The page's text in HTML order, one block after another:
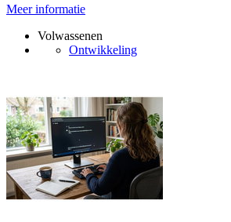
Meer informatie
Volwassenen
Ontwikkeling